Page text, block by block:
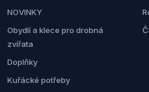
NOVINKY
Obydlí a klece pro drobná
zvířata
Doplňky
Kuřácké potřeby